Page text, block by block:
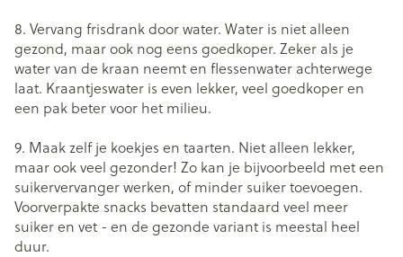
8. Vervang frisdrank door water. Water is niet alleen
gezond, maar ook nog eens goedkoper. Zeker als je
water van de kraan neemt en flessenwater achterwege
laat. Kraantjeswater is even lekker, veel goedkoper en
een pak beter voor het milieu.
9. Maak zelf je koekjes en taarten. Niet alleen lekker,
maar ook veel gezonder! Zo kan je bijvoorbeeld met een
suikervervanger werken, of minder suiker toevoegen.
Voorverpakte snacks bevatten standaard veel meer
suiker en vet - en de gezonde variant is meestal heel
duur.